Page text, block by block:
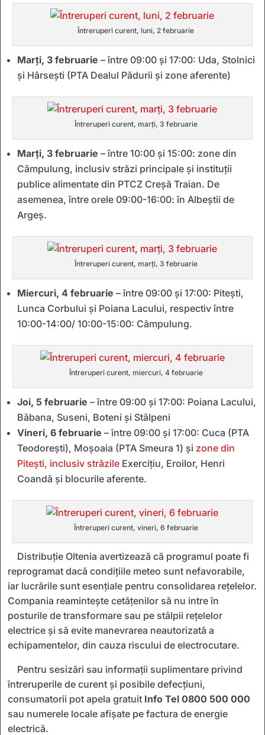
Întreruperi curent, luni, 2 februarie
Marți, 3 februarie – între 09:00 și 17:00: Uda, Stolnici
și Hârsești (PTA Dealul Pădurii și zone aferente)
Întreruperi curent, marți, 3 februarie
Marți, 3 februarie – între 10:00 și 15:00: zone din
Câmpulung, inclusiv străzi principale și instituții
publice alimentate din PTCZ Creșă Traian. De
asemenea, între orele 09:00-16:00: în Albeștii de
Argeș.
Întreruperi curent, marți, 3 februarie
Miercuri, 4 februarie – între 09:00 și 17:00: Pitești,
Lunca Corbului și Poiana Lacului, respectiv între
10:00-14:00/ 10:00-15:00: Câmpulung.
Întreruperi curent, miercuri, 4 februarie
Joi, 5 februarie – între 09:00 și 17:00: Poiana Lacului,
Băbana, Suseni, Boteni și Stâlpeni
Vineri, 6 februarie – între 09:00 și 17:00: Cuca (PTA
Teodorești), Moșoaia (PTA Smeura 1) și zone din
Pitești, inclusiv străzile Exercițiu, Eroilor, Henri
Coandă și blocurile aferente.
Întreruperi curent, vineri, 6 februarie
Distribuție Oltenia avertizează că programul poate fi
reprogramat dacă condițiile meteo sunt nefavorabile,
iar lucrările sunt esențiale pentru consolidarea rețelelor.
Compania reamintește cetățenilor să nu intre în
posturile de transformare sau pe stâlpii rețelelor
electrice și să evite manevrarea neautorizată a
echipamentelor, din cauza riscului de electrocutare.
Pentru sesizări sau informații suplimentare privind
întreruperile de curent și posibile defecțiuni,
consumatorii pot apela gratuit Info Tel 0800 500 000
sau numerele locale afișate pe factura de energie
electrică.